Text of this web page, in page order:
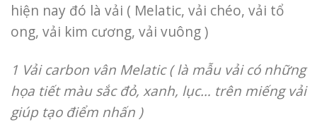
hiện nay đó là vải ( Melatic, vải chéo, vải tổ
ong, vải kim cương, vải vuông )
1 Vải carbon vân Melatic ( là mẫu vải có những
họa tiết màu sắc đỏ, xanh, lục… trên miếng vải
giúp tạo điểm nhấn )